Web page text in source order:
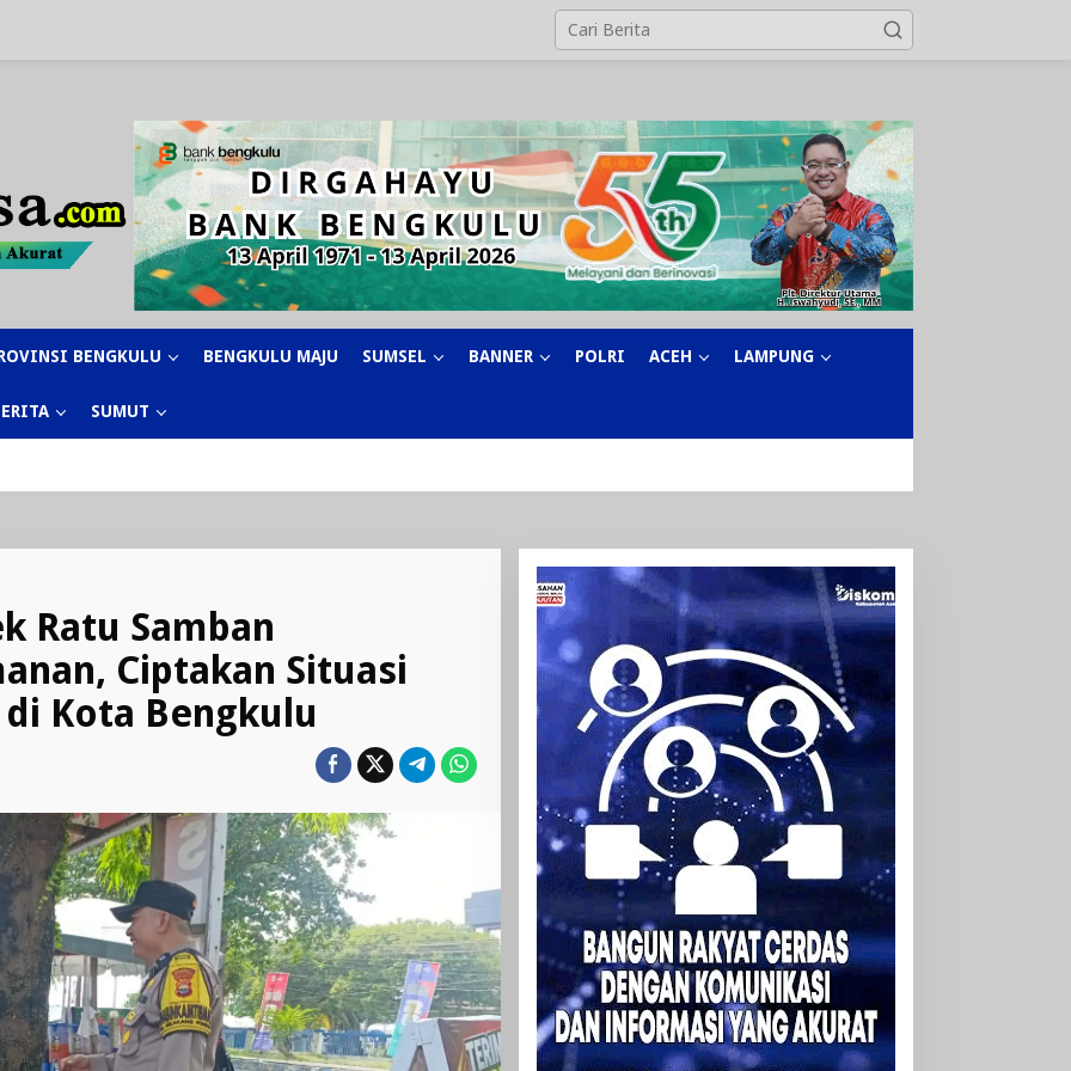
BENGKULU BENGKULU MAJU SUMSEL BANNER POLRI ACEH LAMPUNG
SUMUT
Ratu Samban
Ciptakan Situasi
Kota Bengkulu